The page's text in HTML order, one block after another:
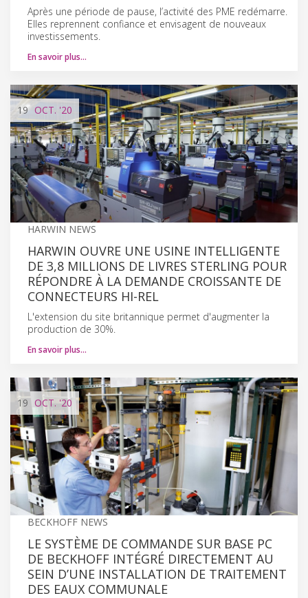
Après une période de pause, l’activité des PME redémarre.
Elles reprennent confiance et envisagent de nouveaux
investissements.
En savoir plus…
19 OCT. '20
HARWIN NEWS
HARWIN OUVRE UNE USINE INTELLIGENTE
DE 3,8 MILLIONS DE LIVRES STERLING POUR
RÉPONDRE À LA DEMANDE CROISSANTE DE
CONNECTEURS HI-REL
L'extension du site britannique permet d'augmenter la
production de 30%.
En savoir plus…
19 OCT. '20
BECKHOFF NEWS
LE SYSTÈME DE COMMANDE SUR BASE PC
DE BECKHOFF INTÉGRÉ DIRECTEMENT AU
SEIN D’UNE INSTALLATION DE TRAITEMENT
DES EAUX COMMUNALE